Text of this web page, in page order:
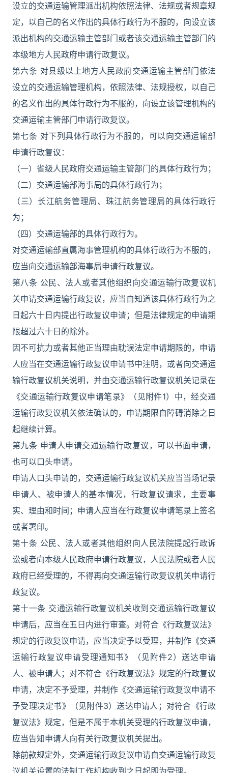
设立的交通运输管理派出机构依照法律、法规或者规章规
定，以自己的名义作出的具体行政行为不服的，向设立该
派出机构的交通运输主管部门或者该交通运输主管部门的
本级地方人民政府申请行政复议。
第六条 对县级以上地方人民政府交通运输主管部门依法
设立的交通运输管理机构，依照法律、法规授权，以自己
的名义作出的具体行政行为不服的，向设立该管理机构的
交通运输主管部门申请行政复议。
第七条 对下列具体行政行为不服的，可以向交通运输部
申请行政复议：
（一）省级人民政府交通运输主管部门的具体行政行为；
（二）交通运输部海事局的具体行政行为；
（三）长江航务管理局、珠江航务管理局的具体行政行
为；
（四）交通运输部的具体行政行为。
对交通运输部直属海事管理机构的具体行政行为不服的，
应当向交通运输部海事局申请行政复议。
第八条 公民、法人或者其他组织向交通运输行政复议机
关申请交通运输行政复议，应当自知道该具体行政行为之
日起六十日内提出行政复议申请；但是法律规定的申请期
限超过六十日的除外。
因不可抗力或者其他正当理由耽误法定申请期限的，申请
人应当在交通运输行政复议申请书中注明，或者向交通运
输行政复议机关说明，并由交通运输行政复议机关记录在
《交通运输行政复议申请笔录》（见附件1）中，经交通
运输行政复议机关依法确认的，申请期限自障碍消除之日
起继续计算。
第九条 申请人申请交通运输行政复议，可以书面申请，
也可以口头申请。
申请人口头申请的，交通运输行政复议机关应当当场记录
申请人、被申请人的基本情况，行政复议请求，主要事
实、理由和时间；申请人应当在行政复议申请笔录上签名
或者署印。
第十条 公民、法人或者其他组织向人民法院提起行政诉
讼或者向本级人民政府申请行政复议，人民法院或者人民
政府已经受理的，不得再向交通运输行政复议机关申请行
政复议。
第十一条 交通运输行政复议机关收到交通运输行政复议
申请后，应当在五日内进行审查。对符合《行政复议法》
规定的行政复议申请，应当决定予以受理，并制作《交通
运输行政复议申请受理通知书》（见附件2）送达申请
人、被申请人；对不符合《行政复议法》规定的行政复议
申请，决定不予受理，并制作《交通运输行政复议申请不
予受理决定书》（见附件3）送达申请人；对符合《行政
复议法》规定，但是不属于本机关受理的行政复议申请，
应当告知申请人向有关行政复议机关提出。
除前款规定外，交通运输行政复议申请自交通运输行政复
议机关设置的法制工作机构收到之日起即为受理。